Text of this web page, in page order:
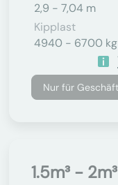
2,9 - 7,04 m
Kipplast
4940 - 6700 kg
Nur für
1.5m³ -